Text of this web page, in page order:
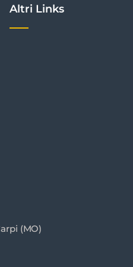
Altri Links
(MO)